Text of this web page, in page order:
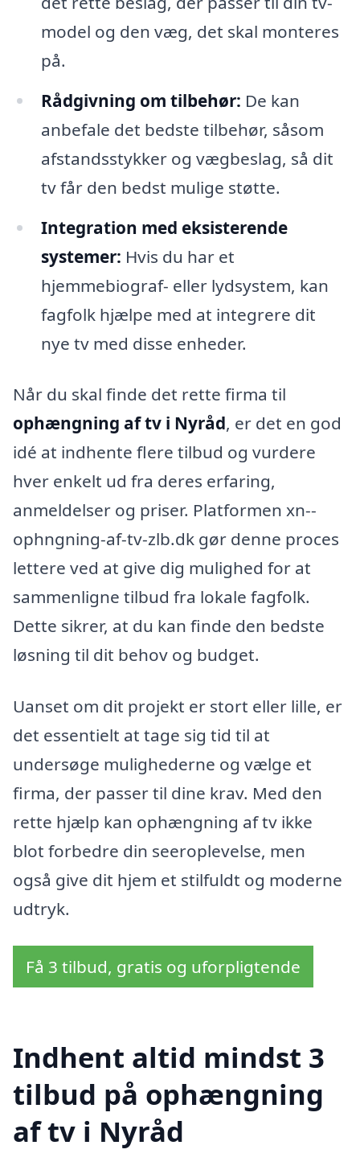
model og den væg, det skal monteres
på.
Rådgivning om tilbehør: De kan
anbefale det bedste tilbehør, såsom
afstandsstykker og vægbeslag, så dit
tv får den bedst mulige støtte.
Integration med eksisterende
systemer: Hvis du har et
hjemmebiograf- eller lydsystem, kan
fagfolk hjælpe med at integrere dit
nye tv med disse enheder.
Når du skal finde det rette firma til
ophængning af tv i Nyråd, er det en god
idé at indhente flere tilbud og vurdere
hver enkelt ud fra deres erfaring,
anmeldelser og priser. Platformen xn--
ophngning-af-tv-zlb.dk gør denne proces
lettere ved at give dig mulighed for at
sammenligne tilbud fra lokale fagfolk.
Dette sikrer, at du kan finde den bedste
løsning til dit behov og budget.
Uanset om dit projekt er stort eller lille, er
det essentielt at tage sig tid til at
undersøge mulighederne og vælge et
firma, der passer til dine krav. Med den
rette hjælp kan ophængning af tv ikke
blot forbedre din seeroplevelse, men
også give dit hjem et stilfuldt og moderne
udtryk.
Få 3 tilbud, gratis og uforpligtende
Indhent altid mindst 3
tilbud på ophængning
af tv i Nyråd